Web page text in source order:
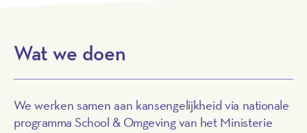
Wat we doen
We werken samen aan kansengelijkheid via nationale
programmaSchool & Omgeving van het Ministerie